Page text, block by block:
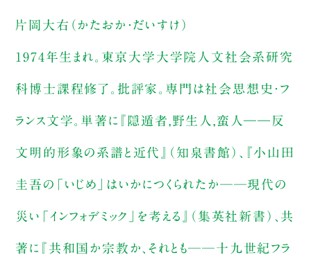
片岡大右（かたおか・だいすけ）
1974年生まれ。東京大学大学院人文社会系研究
科博士課程修了。批評家。専門は社会思想史・フ
ランス文学。単著に『隠遁者,野生人,蛮人――反
文明的形象の系譜と近代』（知泉書館）、『小山田
圭吾の「いじめ」はいかにつくられたか──現代の
災い「インフォデミック」を考える』（集英社新書）、共
著に『共和国か宗教か、それとも──十九世紀フラ